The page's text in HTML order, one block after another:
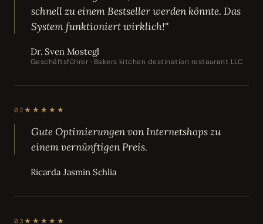
schnell zu einem Bestseller werden könnte. Das
System funktioniert wirklich!"
Dr. Sven Mostegl
Geschäftsführer · Bakers kitchen destination restaurant LLC
02 ★★★★★
Gute Optimierungen von Internetshops zu
einem vernünftigen Preis.
Ricarda Jasmin Schlia
03 ★★★★★